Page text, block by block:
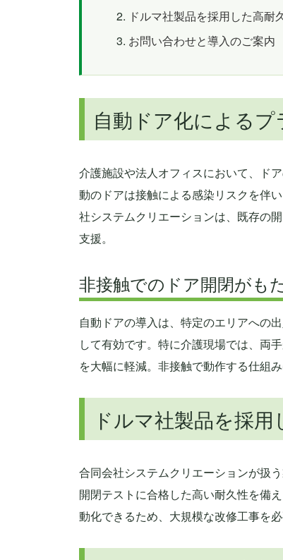
ドルマ社製品を採用した高耐
お問い合わせと導入のご案内
自動ドア化による
介護施設や法人オフィスにおいて、ド
動のドアは接触による感染リスクを伴
社システムクリエーションは、既存の
支援。
非接触でのドア開閉がも
自動ドアの導入は、特定のエリアへの
して有効です。特に介護現場では、両
を大幅に軽減。非接触で動作する仕組
ドルマ社製品を採
合同会社システムクリエーションが扱
開閉テストに合格した高い耐久性を備
動化できるため、大規模な改修工事を